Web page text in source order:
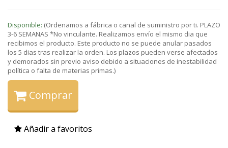
Disponible: (Ordenamos a fábrica o canal de suministro por ti. PLAZO
3-6 SEMANAS *No vinculante. Realizamos envío el mismo dia que
recibimos el producto. Este producto no se puede anular pasados
los 5 dias tras realizar la orden. Los plazos pueden verse afectados
y demorados sin previo aviso debido a situaciones de inestabilidad
política o falta de materias primas.)
Comprar
Añadir a favoritos